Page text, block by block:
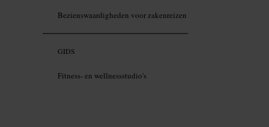
Bezienswaardigheden voor zakenreizen
GIDS
Fitness- en wellnessstudio's